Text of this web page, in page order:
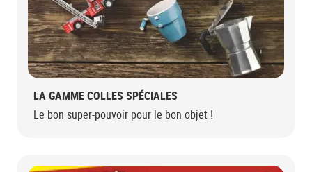
LA GAMME COLLES SPÉCIALES
Le bon super-pouvoir pour le bon objet !